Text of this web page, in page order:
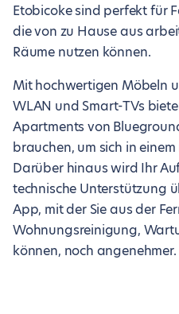
Etobicoke sind perfekt für
die von zu Hause aus
Räume nutzen können.
Mit hochwertigen Möbeln
WLAN und Smart-TVs
Apartments von
brauchen, um sich in
Darüber hinaus wird Ihr
technische Unterstützung
App, mit der Sie aus der
Wohnungsreinigung,
können, noch angenehmer.